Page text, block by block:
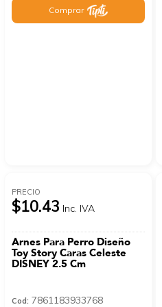
Comprar
PRECIO
$10.43 Inc. IVA
Arnes Para Perro Diseño
Toy Story Caras Celeste
DISNEY 2.5 Cm
Cod: 7861183933768